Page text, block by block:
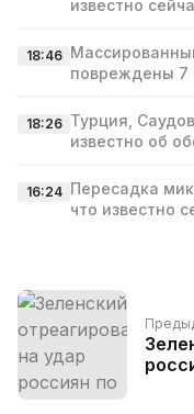
известно
18:46
повреждены 7
18:26 Турция,
известно об
16:24 Пересадка
что известно